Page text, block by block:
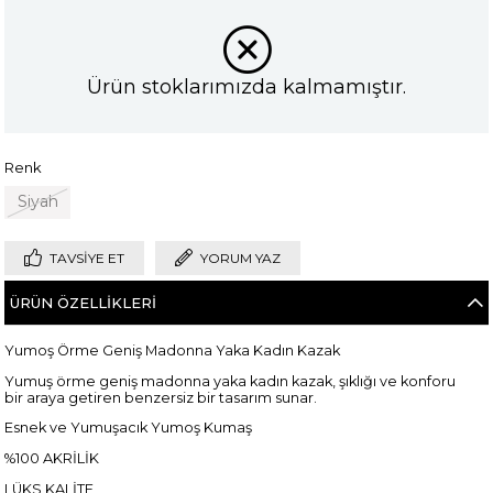
Ürün stoklarımızda kalmamıştır.
Renk
Siyah
TAVSIYE ET YORUM YAZ
ÜRÜN ÖZELLIKLERI
Yumoş Örme Geniş Madonna Yaka Kadın Kazak
Yumuş örme geniş madonna yaka kadın kazak, şıklığı ve konforu
bir araya getiren benzersiz bir tasarım sunar.
Esnek ve Yumuşacık Yumoş Kumaş
%100 AKRİLİK
LÜKS KALİTE